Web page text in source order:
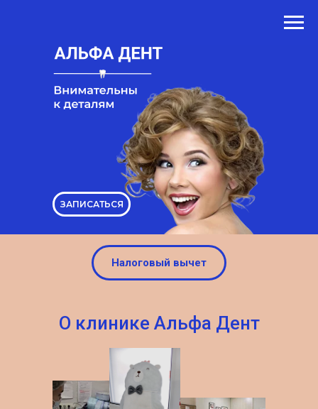
ЗАПИСАТЬСЯ
Налоговый вычет
О клинике Альфа Дент